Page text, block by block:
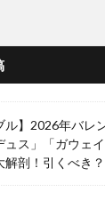
ル】2026年バレ
ュス」「ガウェ
解剖！引くべき？